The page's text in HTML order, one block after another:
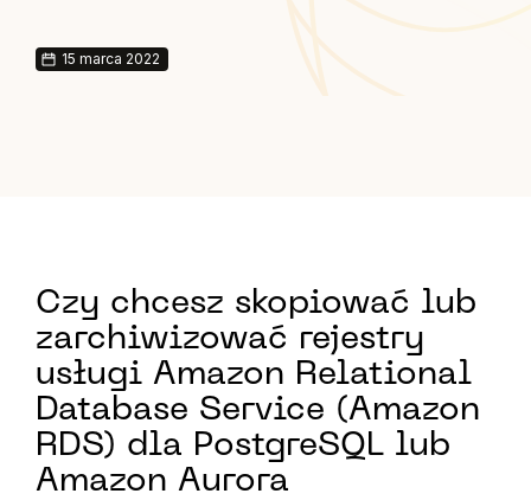
15 marca 2022
Czy chcesz skopiować lub
zarchiwizować rejestry
usługi Amazon Relational
Database Service (Amazon
RDS) dla PostgreSQL lub
Amazon Aurora